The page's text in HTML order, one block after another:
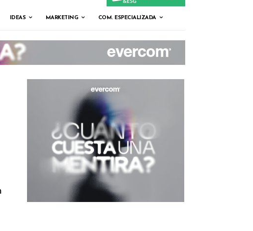
IDEAS MARKETING COM. ESPECIALIZADA